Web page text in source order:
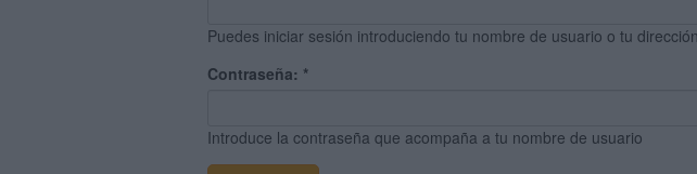
Puedes iniciar sesión introduciendo tu nombre de usuario o tu
Contraseña: *
Introduce la contraseña que acompaña a tu nombre de usuario